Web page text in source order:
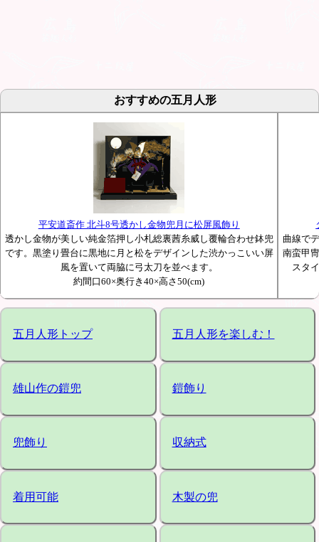
おすすめの五月人形
平安道斎作 北斗8号透かし金物兜月に松屏風飾り
透かし金物が美しい純金箔押し小札総裏茜糸威し覆輪合わせ鉢兜
です。黒塗り畳台に黒地に月と松をデザインした渋かっこいい屏
風を置いて両脇に弓太刀を並べます。
約間口60×奥行き40×高さ50(cm)
曲線で
南蛮甲
スタ
五月人形トップ 五月人形を楽しむ！
雄山作の鎧兜 鎧飾り
兜飾り 収納式
着用可能 木製の兜